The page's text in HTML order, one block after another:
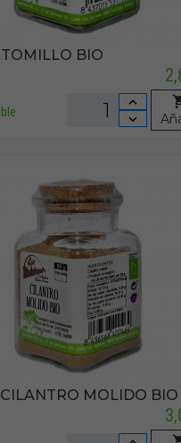
TOMILLO BIO
CILANTRO MOLIDO BIO